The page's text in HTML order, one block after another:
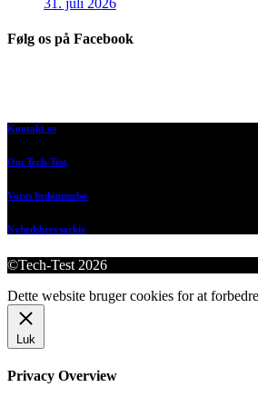
Følg os på Facebook
Kontakt os
Om Tech-Test
Vores bedømmelse
Nyhedsbrevsarkiv
©Tech-Test 2026
Dette website bruger cookies for at
Luk
Privacy Overview